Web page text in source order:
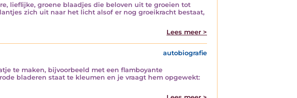
lieflijke, groene blaadjes die beloven uit te groeien tot
zich uit naar het licht alsof er nog groeikracht bestaat,
Lees meer >
autobiografie
te maken, bijvoorbeeld met een flamboyante
bladeren staat te kleumen en je vraagt hem opgewekt: